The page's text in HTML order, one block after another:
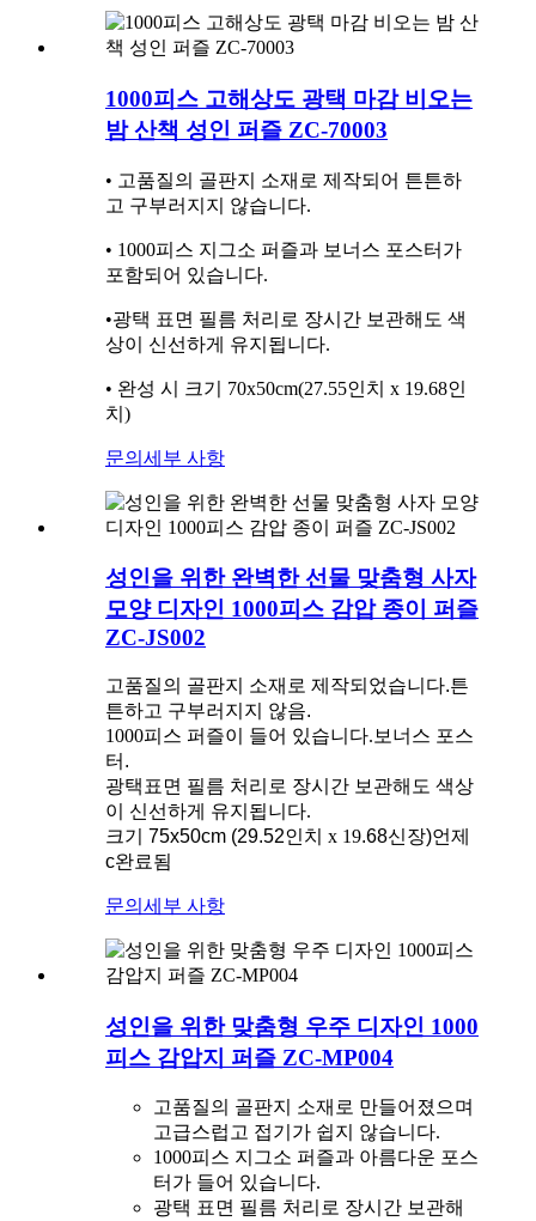
1000피스 고해상도 광택 마감 비오는
밤 산책 성인 퍼즐 ZC-70003
• 고품질의 골판지 소재로 제작되어 튼튼하
고 구부러지지 않습니다.
• 1000피스 지그소 퍼즐과 보너스 포스터가
포함되어 있습니다.
•광택 표면 필름 처리로 장시간 보관해도 색
상이 신선하게 유지됩니다.
• 완성 시 크기 70x50cm(27.55인치 x 19.68인
치)
문의 세부 사항
성인을 위한 완벽한 선물 맞춤형 사자
모양 디자인 1000피스 감압 종이 퍼즐
ZC-JS002
고품질의 골판지 소재로 제작되었습니다.튼
튼하고 구부러지지 않음.
1000피스 퍼즐이 들어 있습니다. 보너스 포스
터.
광택 표면 필름 처리로 장시간 보관해도 색상
이 신선하게 유지됩니다.
크기 75x50cm (29.52인치 x 19.68신장)언제
c완료됨
문의 세부 사항
성인을 위한 맞춤형 우주 디자인 1000
피스 감압지 퍼즐 ZC-MP004
고품질의 골판지 소재로 만들어졌으며
고급스럽고 접기가 쉽지 않습니다.
1000피스 지그소 퍼즐과 아름다운 포스
터가 들어 있습니다.
광택 표면 필름 처리로 장시간 보관해